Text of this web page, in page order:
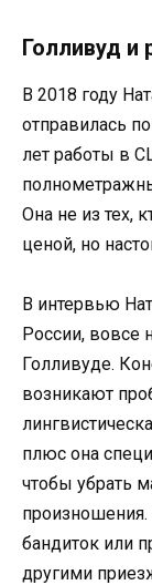
Голливуд и
В 2018 году
отправилась
лет работы в
Она не из тех,
ценой, но
В интервью
России, вовсе
Голливуде.
возникают
плюс она
чтобы убрать
бандиток или
другими